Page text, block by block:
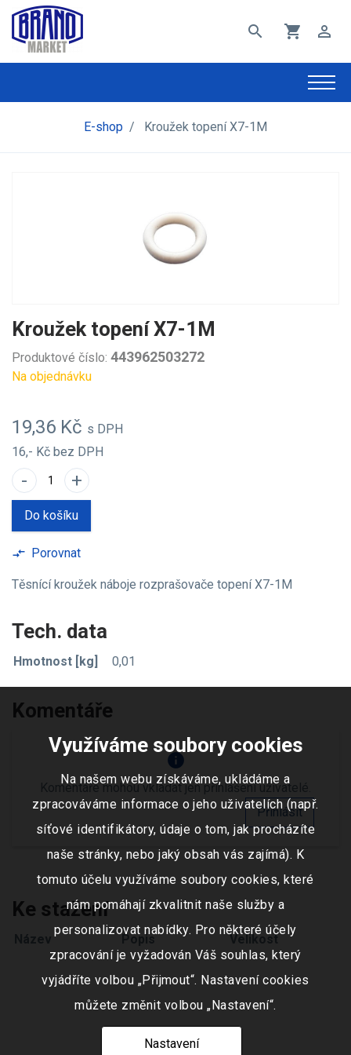
search shopping_cart perm_identity
E-shop / Kroužek topení X7-1M
Kroužek topení X7-1M
Produktové číslo: 443962503272
Na objednávku
19,36 Kč s DPH
16,- Kč bez DPH
- +
Do košíku
compare_arrows Porovnat
Těsnící kroužek náboje rozprašovače topení X7-1M
Tech. data
Hmotnost [kg] 0,01
Komentáře
info
Komentáře mohou vkládat jen přihlášení uživatelé.
Přihlásit
Ke stažení
Název Popis Velikost
Využíváme soubory cookies
Na našem webu získáváme, ukládáme a
zpracováváme informace o jeho uživatelích (např.
síťové identifikátory, údaje o tom, jak procházíte
naše stránky, nebo jaký obsah vás zajímá). K
tomuto účelu využíváme soubory cookies, které
nám pomáhají zkvalitnit naše služby a
personalizovat nabídky. Pro některé účely
zpracování je vyžadován Váš souhlas, který
vyjádříte volbou „Přijmout“. Nastavení cookies
můžete změnit volbou „Nastavení“.
Nastavení